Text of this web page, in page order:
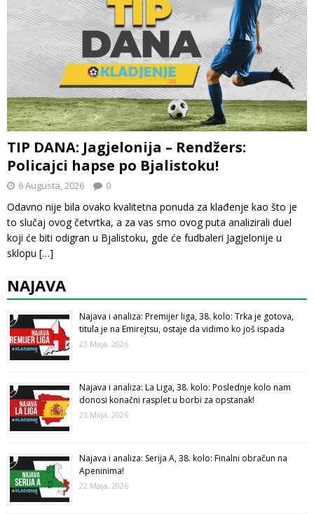
TIP DANA: Jagjelonija – Rendžers:
Policajci hapse po Bjalistoku!
6 Augusta, 2026 0
Odavno nije bila ovako kvalitetna ponuda za klađenje kao što je
to slučaj ovog četvrtka, a za vas smo ovog puta analizirali duel
koji će biti odigran u Bjalistoku, gde će fudbaleri Jagjelonije u
sklopu […]
NAJAVA
Najava i analiza: Premijer liga, 38. kolo: Trka je gotova,
titula je na Emirejtsu, ostaje da vidimo ko još ispada
23 Maja, 2026
Najava i analiza: La Liga, 38. kolo: Poslednje kolo nam
donosi konačni rasplet u borbi za opstanak!
23 Maja, 2026
Najava i analiza: Serija A, 38. kolo: Finalni obračun na
Apeninima!
22 Maja, 2026